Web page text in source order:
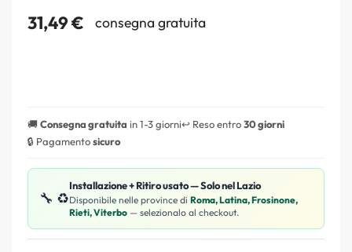
31,49€ consegna gratuita
🚚Consegna gratuita in 1-3 giorni↩️ Reso entro30 giorni
🔒 Pagamentosicuro
🔧 ♻️
Installazione + Ritiro usato — Solo nel Lazio
Disponibile nelle province di Roma, Latina, Frosinone,
Rieti, Viterbo — selezionalo al checkout.